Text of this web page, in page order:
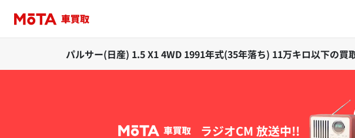
パルサー(日産) 1.5 X1 4WD 1991年式(35年落ち) 11万キロ以下の買
ラジオCM 放送中!!